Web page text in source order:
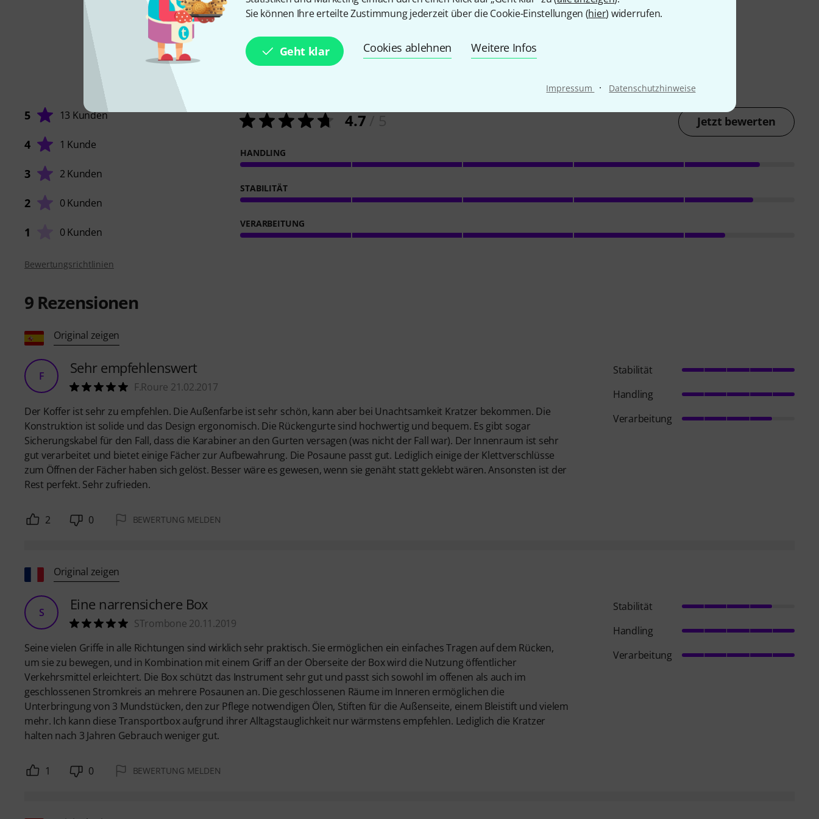
Sie können Ihre erteilte Zustimmung jederzeit über die Cookie-Einstellungen (hier) widerrufen.
Geht klar Cookies ablehnen Weitere Infos
Impressum · Datenschutzhinweise
16Kundenbewertungen
5 13 Kunden
4 1 Kunde
3 2 Kunden
2 0 Kunden
1 0 Kunden
4.7 Jetzt bewerten
HANDLING
STABILITÄT
VERARBEITUNG
Bewertungsrichtlinien
9 Rezensionen
Original zeigen
F Sehr empfehlenswert
F.Roure 21.02.2017
Der Koffer ist sehr zu empfehlen. Die Außenfarbe ist sehr schön, kann aber bei Unachtsamkeit Kratzer bekommen. Die
Konstruktion ist solide und das Design ergonomisch. Die Rückengurte sind hochwertig und bequem. Es gibt sogar
Sicherungskabel für den Fall, dass die Karabiner an den Gurten versagen (was nicht der Fall war). Der Innenraum ist sehr
gut verarbeitet und bietet einige Fächer zur Aufbewahrung. Die Posaune passt gut. Lediglich einige der Klettverschlüsse
zum Öffnen der Fächer haben sich gelöst. Besser wäre es gewesen, wenn sie genäht statt geklebt wären. Ansonsten ist der
Rest perfekt. Sehr zufrieden.
Stabilität
Handling
Verarbeitung
2 0 BEWERTUNG MELDEN
Original zeigen
S Eine narrensichere Box
STrombone 20.11.2019
Seine vielen Griffe in alle Richtungen sind wirklich sehr praktisch. Sie ermöglichen ein einfaches Tragen auf dem Rücken,
um sie zu bewegen, und in Kombination mit einem Griff an der Oberseite der Box wird die Nutzung öffentlicher
Verkehrsmittel erleichtert. Die Box schützt das Instrument sehr gut und passt sich sowohl im offenen als auch im
geschlossenen Stromkreis an mehrere Posaunen an. Die geschlossenen Räume im Inneren ermöglichen die
Unterbringung von 3 Mundstücken, den zur Pflege notwendigen Ölen, Stiften für die Außenseite, einem Bleistift und vielem
mehr. Ich kann diese Transportbox aufgrund ihrer Alltagstauglichkeit nur wärmstens empfehlen. Lediglich die Kratzer
halten nach 3 Jahren Gebrauch weniger gut.
Stabilität
Handling
Verarbeitung
1 0 BEWERTUNG MELDEN